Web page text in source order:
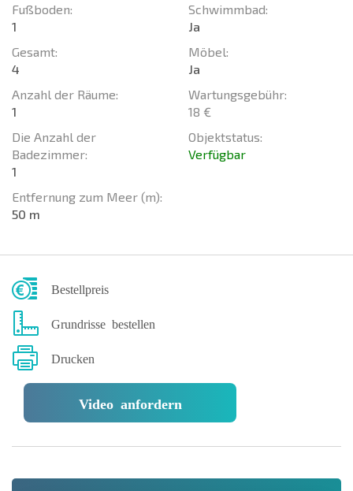
Fußboden:
1
Gesamt:
4
Anzahl der Räume:
1
Die Anzahl der
Badezimmer:
1
Entfernung zum Meer (m):
50 m
Schwimmbad:
Ja
Möbel:
Ja
Wartungsgebühr:
18 €
Objektstatus:
Verfügbar
Bestellpreis
Grundrisse bestellen
Drucken
Video anfordern